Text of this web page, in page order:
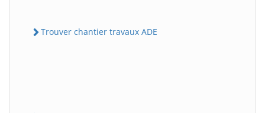
Trouver chantier travaux ADE